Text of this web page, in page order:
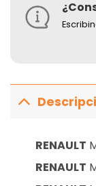
RENAULT
RENAULT